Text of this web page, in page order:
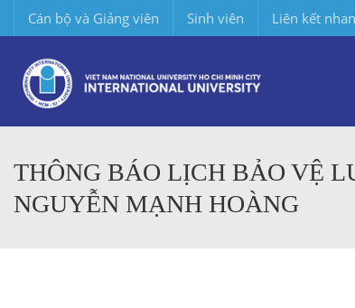
Cán bộ và Giảng viên Sinh viên Liên kết
THÔNG BÁO LỊCH BẢO VỆ
NGUYỄN MẠNH HOÀNG